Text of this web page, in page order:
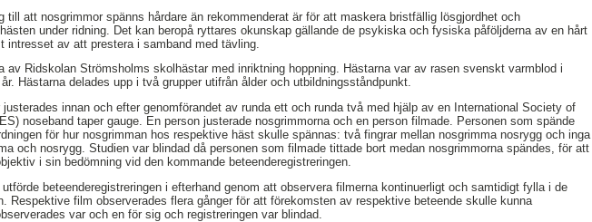
till att nosgrimmor spänns hårdare än rekommenderat är för att maskera bristfällig lösgjordhet och
under ridning. Det kan beropå ryttares okunskap gällande de psykiska och fysiska påföljderna av en hårt
intresset av att prestera i samband med tävling.
av Ridskolan Strömsholms skolhästar med inriktning hoppning. Hästarna var av rasen svenskt varmblod i
Hästarna delades upp i två grupper utifrån ålder och utbildningsståndpunkt.
justerades innan och efter genomförandet av runda ett och runda två med hjälp av en International Society of
noseband taper gauge. En person justerade nosgrimmorna och en person filmade. Personen som spände
för hur nosgrimman hos respektive häst skulle spännas: två fingrar mellan nosgrimma nosrygg och inga
och nosrygg. Studien var blindad då personen som filmade tittade bort medan nosgrimmorna spändes, för att
i sin bedömning vid den kommande beteenderegistreringen.
beteenderegistreringen i efterhand genom att observera filmerna kontinuerligt och samtidigt fylla i de
Respektive film observerades flera gånger för att förekomsten av respektive beteende skulle kunna
var och en för sig och registreringen var blindad.